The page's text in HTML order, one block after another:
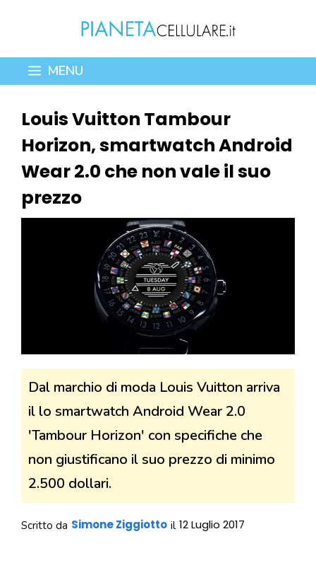
contenuto
MENU
Louis Vuitton Tambour
Horizon, smartwatch Android
Wear 2.0 che non vale il suo
prezzo
Dal marchio di moda Louis Vuitton arriva
il lo smartwatch Android Wear 2.0
'Tambour Horizon' con specifiche che
non giustificano il suo prezzo di minimo
2.500 dollari.
Scritto da Simone Ziggiotto il 12 Luglio 2017